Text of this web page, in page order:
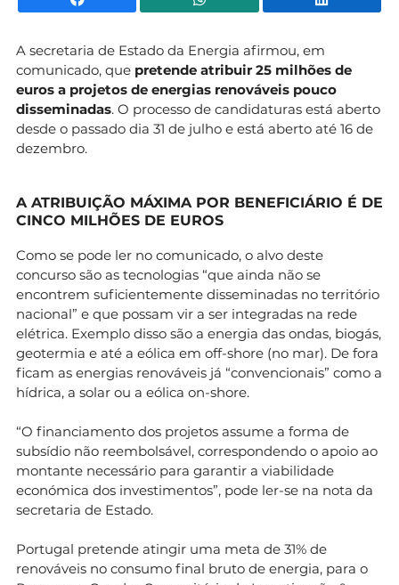
A secretaria de Estado da Energia afirmou, em
comunicado, que pretende atribuir 25 milhões de
euros a projetos de energias renováveis pouco
disseminadas. O processo de candidaturas está aberto
desde o passado dia 31 de julho e está aberto até 16 de
dezembro.
A ATRIBUIÇÃO MÁXIMA POR BENEFICIÁRIO É DE
CINCO MILHÕES DE EUROS
Como se pode ler no comunicado, o alvo deste
concurso são as tecnologias “que ainda não se
encontrem suficientemente disseminadas no território
nacional” e que possam vir a ser integradas na rede
elétrica. Exemplo disso são a energia das ondas, biogás,
geotermia e até a eólica em off-shore (no mar). De fora
ficam as energias renováveis já “convencionais” como a
hídrica, a solar ou a eólica on-shore.
“O financiamento dos projetos assume a forma de
subsídio não reembolsável, correspondendo o apoio ao
montante necessário para garantir a viabilidade
económica dos investimentos”, pode ler-se na nota da
secretaria de Estado.
Portugal pretende atingir uma meta de 31% de
renováveis no consumo final bruto de energia, para o